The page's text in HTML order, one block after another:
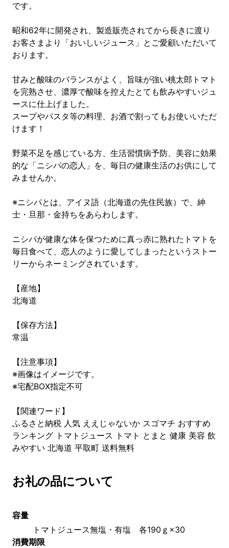
です。
昭和62年に開発され、製造販売されてから長きに渡り
お客さまより「おいしいジュース」とご愛顧いただいて
おります。
甘みと酸味のバランスがよく、旨味が強い桃太郎トマト
を完熟させ、濃厚で酸味を控えたとても飲みやすいジュ
ースに仕上げました。
スープやパスタ等の料理、お酒で割ってもお使いいただ
けます！
野菜不足を感じている方、生活習慣病予防、美容に効果
的な「ニシパの恋人」を、毎日の健康生活のお供にして
みませんか。
※ニシパとは、アイヌ語（北海道の先住民族）で、紳
士・旦那・金持ちをあらわします。
ニシパが健康な体を保つために真っ赤に熟れたトマトを
毎日食べて、恋人のように愛してしまったというストー
リーからネーミングされています。
【産地】
北海道
【保存方法】
常温
【注意事項】
※画像はイメージです。
※宅配BOX指定不可
【関連ワード】
ふるさと納税 人気 ええじゃないか スゴマチ おすすめ
ランキング トマトジュース トマト とまと 健康 美容 飲
みやすい 北海道 平取町 送料無料
お礼の品について
容量
トマトジュース無塩・有塩　各190ｇ×30
消費期限